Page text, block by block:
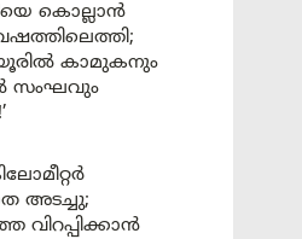
കൊല്ലാൻ
കാമുകനും
സംഘവും
അടച്ചു;
വിറപ്പിക്കാൻ